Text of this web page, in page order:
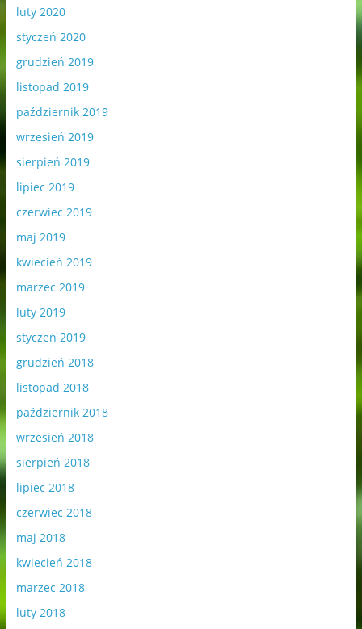
luty 2020
styczeń 2020
grudzień 2019
listopad 2019
październik 2019
wrzesień 2019
sierpień 2019
lipiec 2019
czerwiec 2019
maj 2019
kwiecień 2019
marzec 2019
luty 2019
styczeń 2019
grudzień 2018
listopad 2018
październik 2018
wrzesień 2018
sierpień 2018
lipiec 2018
czerwiec 2018
maj 2018
kwiecień 2018
marzec 2018
luty 2018